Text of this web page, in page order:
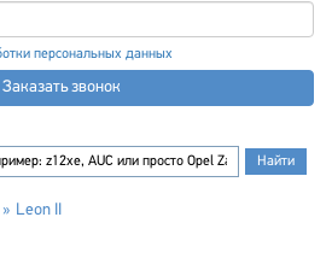
персональных данных
Заказать звонок
Leon II